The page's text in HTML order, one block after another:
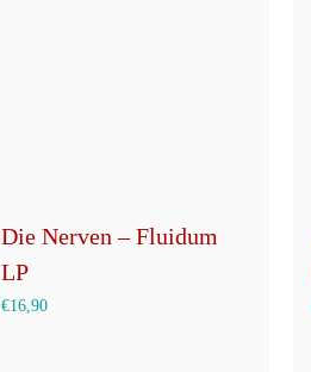
Die Nerven – Fluidum
LP
€16,90